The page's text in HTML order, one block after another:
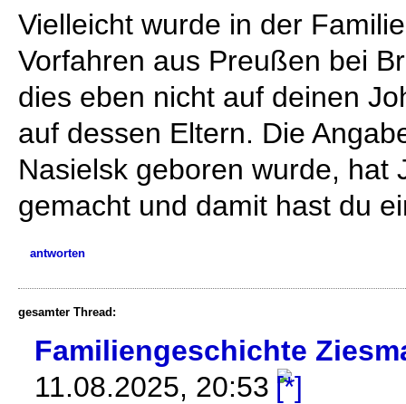
Vielleicht wurde in der
Vorfahren aus Preußen bei
dies eben nicht auf deinen
auf dessen Eltern. Die
Nasielsk geboren wurde, hat
gemacht und damit hast du
antworten
gesamter Thread:
Familiengeschichte
11.08.2025, 20:53